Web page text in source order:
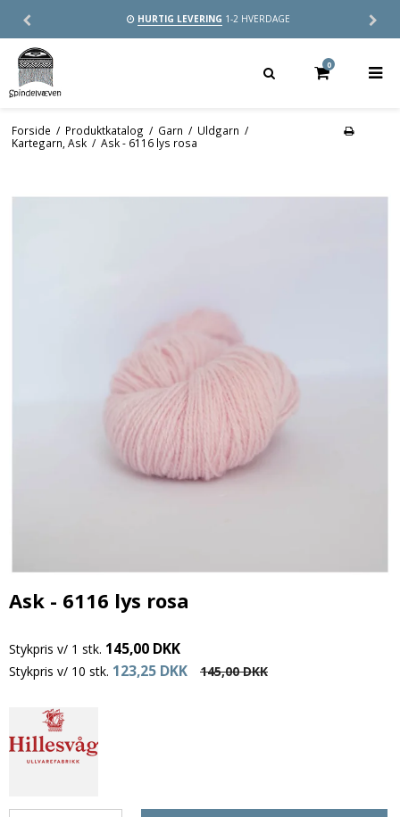
HURTIG LEVERING 1-2 HVERDAGE
0
Forside / Produktkatalog / Garn / Uldgarn /
Kartegarn, Ask / Ask - 6116 lys rosa
Ask - 6116 lys rosa
Stykpris v/ 1 stk. 145,00 DKK
Stykpris v/ 10 stk. 123,25 DKK 145,00 DKK